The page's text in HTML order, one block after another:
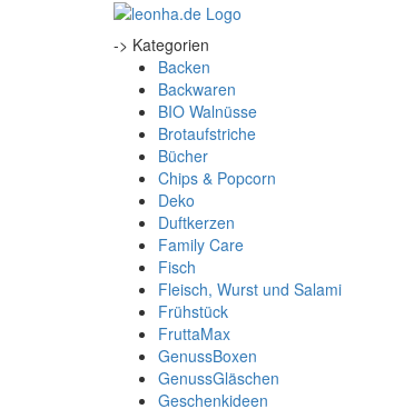
-> Kategorien
Backen
Backwaren
BIO Walnüsse
Brotaufstriche
Bücher
Chips & Popcorn
Deko
Duftkerzen
Family Care
Fisch
Fleisch, Wurst und Salami
Frühstück
FruttaMax
GenussBoxen
GenussGläschen
Geschenkideen